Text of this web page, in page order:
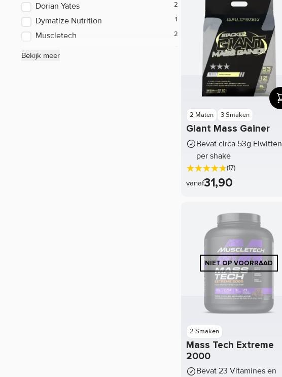
Dorian Yates
Dymatize Nutrition
Muscletech
Mutant
Bekijk meer
2 Maten 3 Smaken
Giant Mass Gainer
Bevat circa 53g Eiwitten
per shake
(17)
vanaf31,90
2 Smaken
Mass Tech Extreme
2000
Bevat 23 Vitamines en